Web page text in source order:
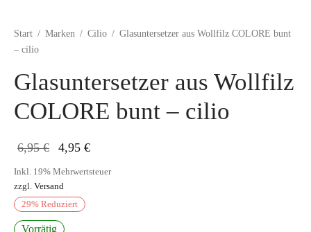
Start / Marken / Cilio / Glasuntersetzer aus Wollfilz COLORE bunt
– cilio
Glasuntersetzer aus Wollfilz
COLORE bunt – cilio
6,95€
Ursprünglicher
Preis war:
6,95 €
4,95 €
Preis ist:
Inkl. 19% Mehrwertsteuer
zzgl. Versand
29% Reduziert
Vorrätig